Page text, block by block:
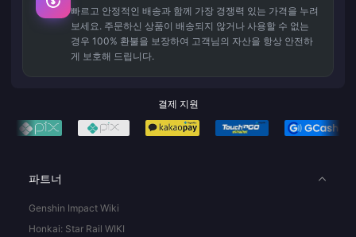
빠르고 안정적인 배송과 함께 가장 경쟁력 있는 가격을 누려
보세요. 주문하신 상품이 배송되지 않거나 사용할 수 없는
경우 100% 환불을 보장하여 고객님의 자산을 항상 안전하
게 보호해 드립니다.
결제 지원
파트너
Genshin Impact Wiki
Honkai: Star Rail WIKI